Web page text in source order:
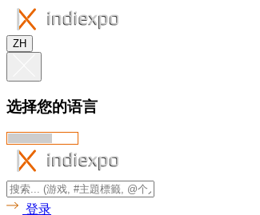
ZH
选择您的语言
登录